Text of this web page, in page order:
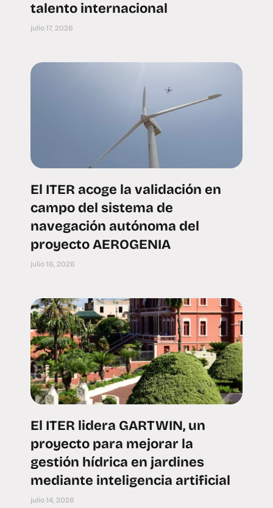
talento internacional
julio 17, 2026
El ITER acoge la validación en
campo del sistema de
navegación autónoma del
proyecto AEROGENIA
julio 16, 2026
El ITER lidera GARTWIN, un
proyecto para mejorar la
gestión hídrica en jardines
mediante inteligencia artificial
julio 14, 2026